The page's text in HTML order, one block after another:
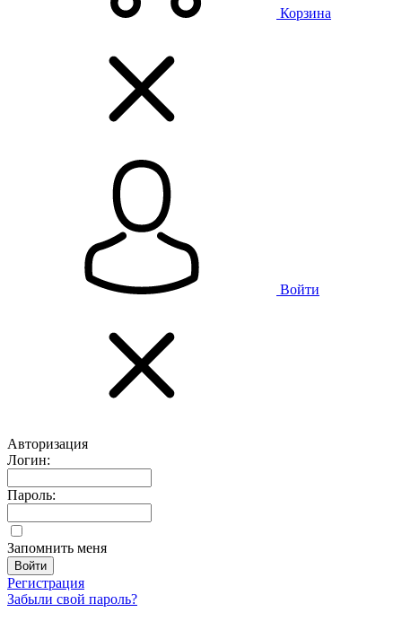
Корзина
Войти
Авторизация
Логин:
Пароль:
Запомнить меня
Регистрация
Забыли свой пароль?